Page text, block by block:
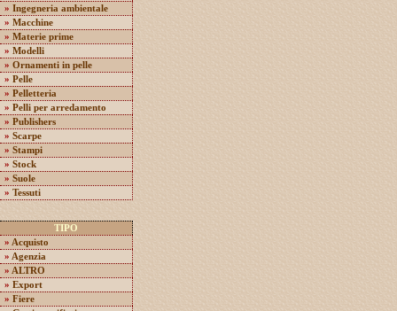
» Ingegneria ambientale
» Macchine
» Materie prime
» Modelli
» Ornamenti in pelle
» Pelle
» Pelletteria
» Pelli per arredamento
» Publishers
» Scarpe
» Stampi
» Stock
» Suole
» Tessuti
TIPO
» Acquisto
» Agenzia
» ALTRO
» Export
» Fiere